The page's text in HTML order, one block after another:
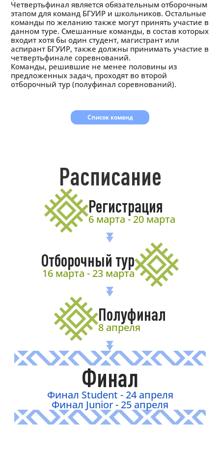
Четвертьфинал является обязательным отборочным
этапом для команд БГУИР и школьников. Остальные
команды по желанию также могут принять участие в
данном туре. Смешанные команды, в состав которых
входит хотя бы один студент, магистрант или
аспирант БГУИР, также должны принимать участие в
четвертьфинале соревнований.
Команды, решившие не менее половины из
предложенных задач, проходят во второй
отборочный тур (полуфинал соревнований).
Список команд
Расписание
Регистрация
6 марта - 20 марта
Отборочный тур
16 марта - 23 марта
Полуфинал
8 апреля
Финал
Финал Student - 24 апреля
Финал Junior - 25 апреля